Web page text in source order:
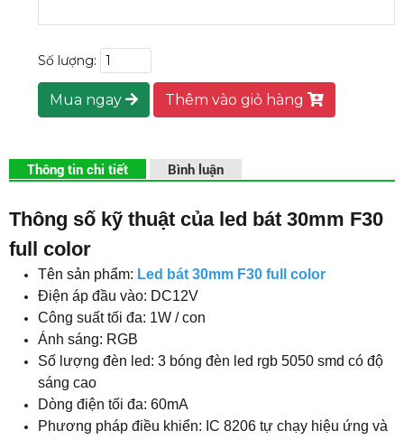
Số lượng:
Mua ngay Thêm vào giỏ hàng
Thông tin chi tiết Bình luận
Thông số kỹ thuật của led bát 30mm F30
full color
Tên sản phẩm: Led bát 30mm F30 full color
​Điện áp đầu vào: DC12V
Công suất tối đa: 1W / con
Ánh sáng: RGB
Số lượng đèn led: 3 bóng đèn led rgb 5050 smd có độ
sáng cao
Dòng điện tối đa: 60mA
Phương pháp điều khiển: IC 8206 tự chạy hiệu ứng và